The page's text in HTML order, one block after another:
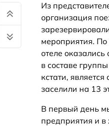
Из
организация
мероприятия. По
отеле
в составе
кстати,
заселили на 13
В первый день
предприятия и